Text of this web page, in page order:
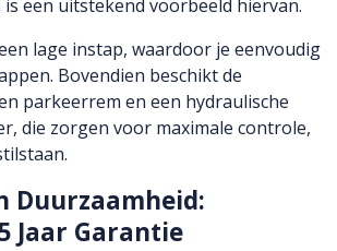
een uitstekend voorbeeld hiervan.
lage instap, waardoor je eenvoudig
Bovendien beschikt de
parkeerrem en een hydraulische
die zorgen voor maximale controle,
Duurzaamheid:
Jaar Garantie